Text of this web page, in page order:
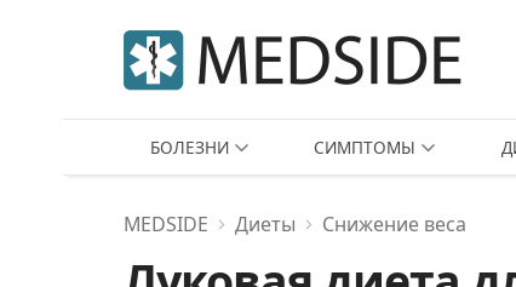
БОЛЕЗНИ СИМПТОМЫ
MEDSIDE Диеты Снижение веса